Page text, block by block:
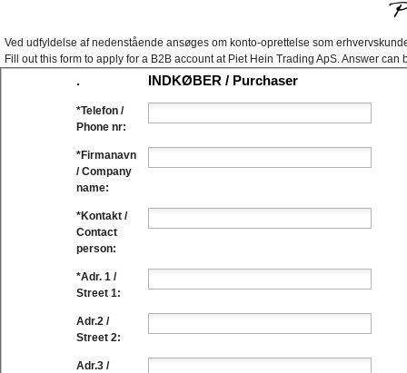
Ved udfyldelse af nedenstående ansøges om konto-oprettelse som
Fill out this form to apply for a B2B account at Piet Hein Trading ApS. Answer
. INDKØBER / Purchaser
*Telefon /
Phone nr:
*Firmanavn
/ Company
name:
*Kontakt /
Contact
person:
*Adr. 1 /
Street 1:
Adr.2 /
Street 2:
Adr.3 /